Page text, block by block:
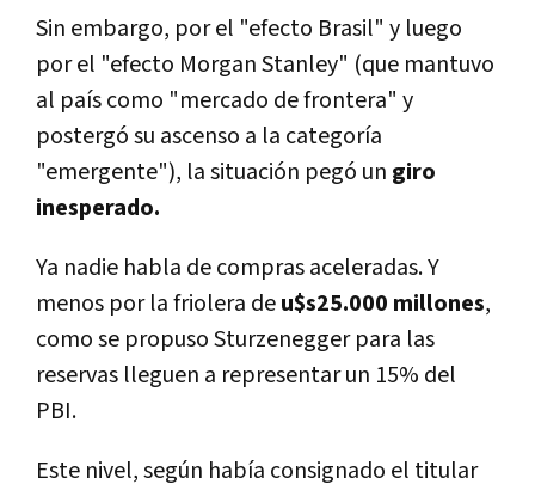
Sin embargo, por el "efecto Brasil" y luego
por el "efecto Morgan Stanley" (que mantuvo
al país como "mercado de frontera" y
postergó su ascenso a la categoría
"emergente"), la situación pegó un giro
inesperado.
Ya nadie habla de compras aceleradas. Y
menos por la friolera deu$s25.000 millones,
como se propuso Sturzenegger para las
reservas lleguen a representar un 15% del
PBI.
Este nivel, según había consignado el titular